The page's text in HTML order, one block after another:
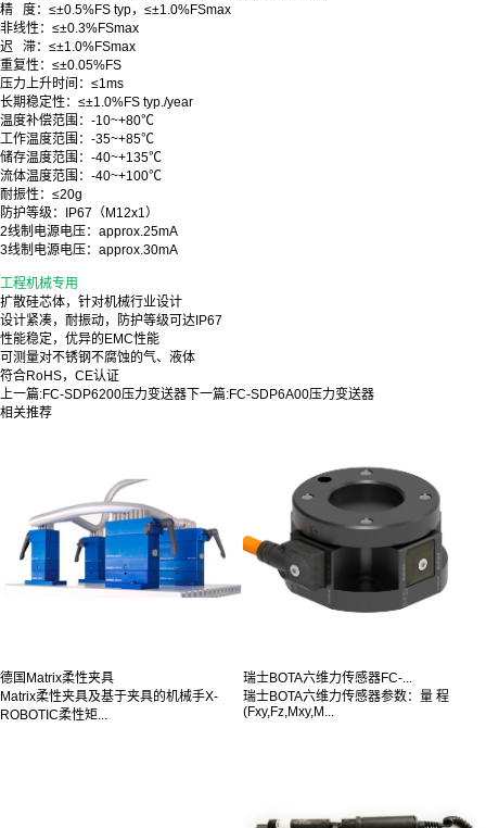
精 度：≤±0.5%FS typ，≤±1.0%FSmax
非线性：≤±0.3%FSmax
迟 滞：≤±1.0%FSmax
重复性：≤±0.05%FS
压力上升时间：≤1ms
长期稳定性：≤±1.0%FS typ./year
温度补偿范围：-10~+80℃
工作温度范围：-35~+85℃
储存温度范围：-40~+135℃
流体温度范围：-40~+100℃
耐振性：≤20g
防护等级：IP67（M12x1）
2线制电源电压：approx.25mA
3线制电源电压：approx.30mA
工程机械专用
扩散硅芯体，针对机械行业设计
设计紧凑，耐振动，防护等级可达IP67
性能稳定，优异的EMC性能
可测量对不锈钢不腐蚀的气、液体
符合RoHS，CE认证
上一篇:FC-SDP6200压力变送器 下一篇:FC-SDP6A00压力变送器
相关推荐
德国Matrix柔性夹具
Matrix柔性夹具及基于夹具的机械手X-
ROBOTIC柔性矩...
瑞士BOTA六维力传感器FC-...
瑞士BOTA六维力传感器参数：量 程
(Fxy,Fz,Mxy,M...